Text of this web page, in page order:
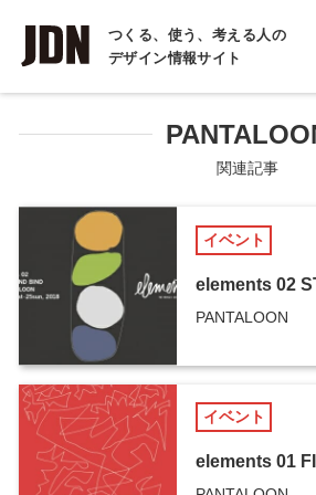
つくる、使う、考える人の
デザイン情報サイト
INTERVIEW
インタビュー
REPORT
COLUMN
コラム
関連記事
イベント
elements 02
PANTALOON
イベント
elements 01